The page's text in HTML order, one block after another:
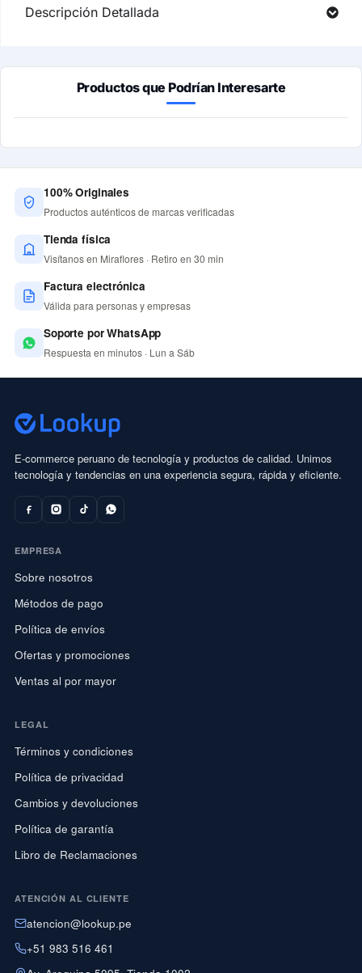
Descripción Detallada
Productos que Podrían Interesarte
100% Originales
Productos auténticos de marcas verificadas
Tienda física
Visítanos en Miraflores · Retiro en 30 min
Factura electrónica
Válida para personas y empresas
Soporte por WhatsApp
Respuesta en minutos · Lun a Sáb
E-commerce peruano de tecnología y productos de calidad. Unimos
tecnología y tendencias en una experiencia segura, rápida y eficiente.
EMPRESA
Sobre nosotros
Métodos de pago
Política de envíos
Ofertas y promociones
Ventas al por mayor
LEGAL
Términos y condiciones
Política de privacidad
Cambios y devoluciones
Política de garantía
Libro de Reclamaciones
ATENCIÓN AL CLIENTE
atencion@lookup.pe
+51 983 516 461